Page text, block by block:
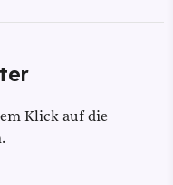
Klick auf die